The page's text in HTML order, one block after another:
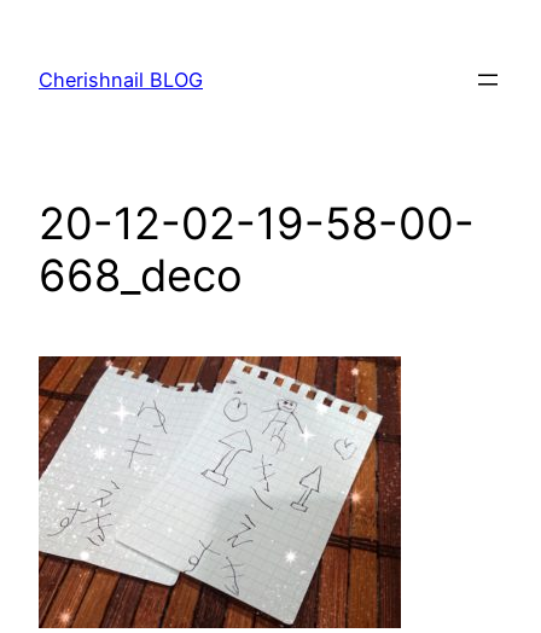
Cherishnail BLOG
20-12-02-19-58-00-
668_deco